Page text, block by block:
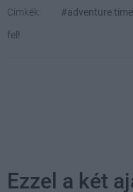
Címkék: #adventure time
fel!
Ezzel a két